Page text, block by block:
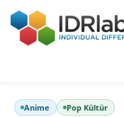
Anime Pop Kültür